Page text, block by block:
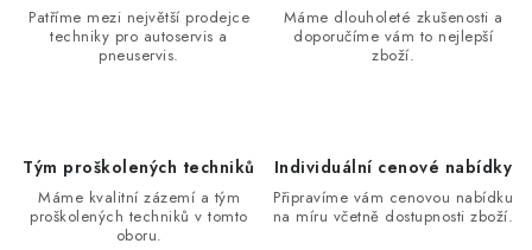
Patříme mezi největší prodejce
techniky pro autoservis a
pneuservis.
Máme dlouholeté zkušenosti a
doporučíme vám to nejlepší
zboží.
Tým proškolených techniků
Máme kvalitní zázemí a tým
proškolených techniků v tomto
oboru.
Individuální cenové nabídky
Připravíme vám cenovou nabídku
na míru včetně dostupnosti zboží.